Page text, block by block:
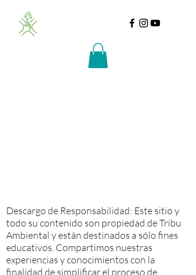
Descargo de Responsabilidad: Este sitio y
todo su contenido son propiedad de Tribu
Ambiental y están destinados a sólo fines
educativos. Compartimos nuestras
experiencias y conocimientos con la
finalidad de simplificar el proceso de